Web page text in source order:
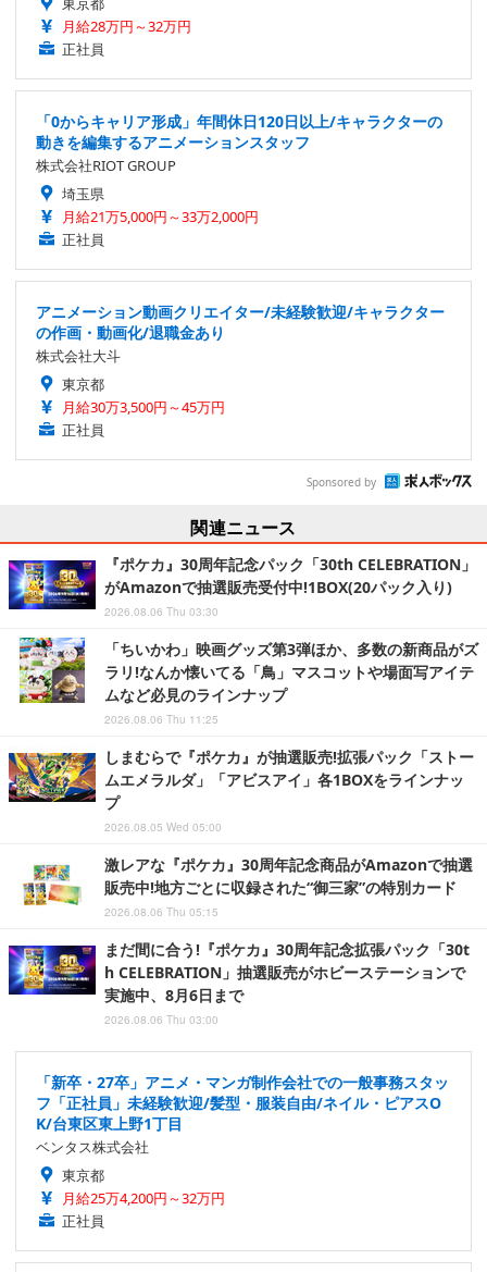
月給28万円～32万円
正社員
「0からキャリア形成」年間休日120日以上/キャラクターの
動きを編集するアニメーションスタッフ
株式会社RIOT GROUP
埼玉県
月給21万5,000円～33万2,000円
正社員
アニメーション動画クリエイター/未経験歓迎/キャラクター
の作画・動画化/退職金あり
株式会社大斗
東京都
月給30万3,500円～45万円
正社員
Sponsored by
関連ニュース
『ポケカ』30周年記念パック「30th CELEBRATION」
がAmazonで抽選販売受付中!1BOX(20パック入り)
2026.08.06 Thu 03:30
「ちいかわ」映画グッズ第3弾ほか、多数の新商品がズ
ラリ!なんか懐いてる「鳥」マスコットや場面写アイテ
ムなど必見のラインナップ
2026.08.06 Thu 11:25
しまむらで『ポケカ』が抽選販売!拡張パック「ストー
ムエメラルダ」「アビスアイ」各1BOXをラインナッ
プ
2026.08.05 Wed 05:00
激レアな『ポケカ』30周年記念商品がAmazonで抽選
販売中!地方ごとに収録された“御三家”の特別カード
2026.08.06 Thu 05:15
まだ間に合う!『ポケカ』30周年記念拡張パック「30t
h CELEBRATION」抽選販売がホビーステーションで
実施中、8月6日まで
2026.08.06 Thu 03:00
「新卒・27卒」アニメ・マンガ制作会社での一般事務スタッ
フ「正社員」未経験歓迎/髪型・服装自由/ネイル・ピアスO
K/台東区東上野1丁目
ベンタス株式会社
東京都
月給25万4,200円～32万円
正社員